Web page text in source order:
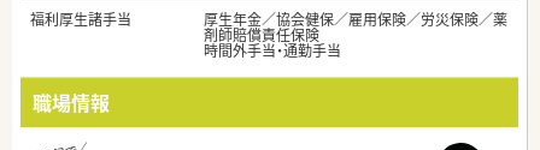
福利厚生諸手当
厚生年金／協会健保／雇用保険／労災保険／薬
剤師賠償責任保険
時間外手当・通勤手当
職場情報